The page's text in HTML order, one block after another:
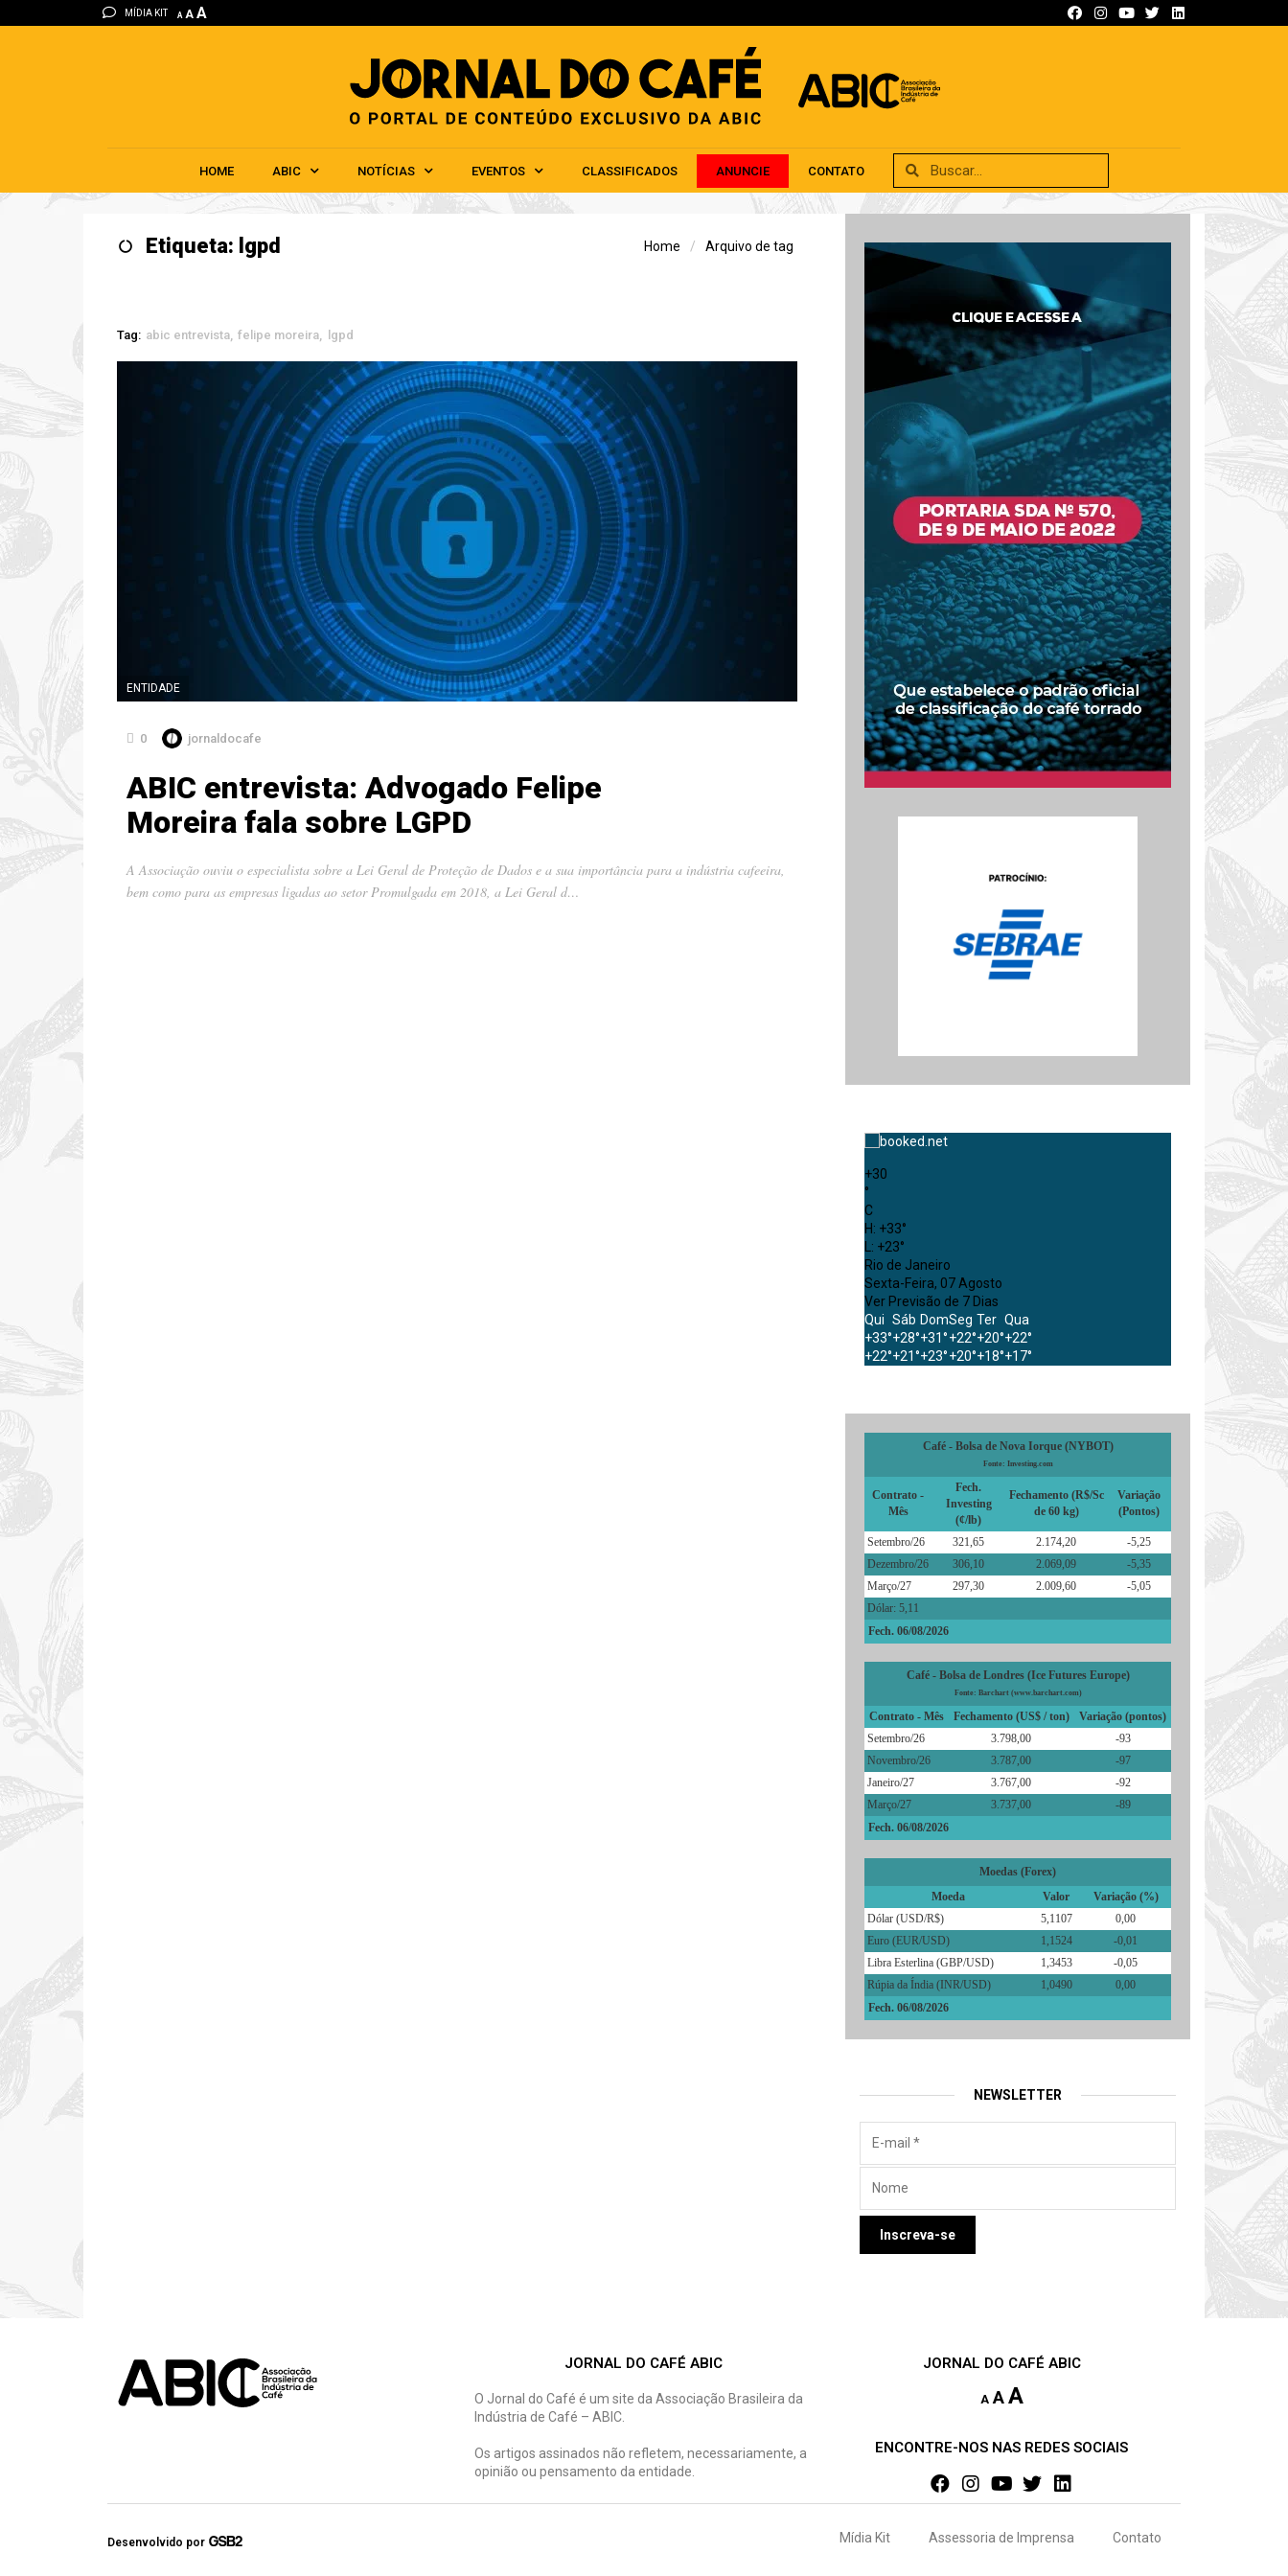
MÍDIA KIT A A A
HOME ABIC NOTÍCIAS EVENTOS CLASSIFICADOS ANUNCIE CONTATO
HOME ABIC NOTÍCIAS EVENTOS
+30
°
C
H: +33°
L: +23°
Rio de Janeiro
Sexta-Feira, 07 Agosto
Ver Previsão de 7 Dias
Qui Sáb DomSeg Ter Qua
+33°+28°+31°+22°+20°+22°
+22°+21°+23°+20°+18°+17°
Café - Bolsa de Nova Iorque (NYBOT)
Fonte: Investing.com
Contrato -
Mês
Fech.
Investing
(¢/lb)
Fechamento (R$/Sc
de 60 kg)
Variação
(Pontos)
Setembro/26 321,65 2.174,20
-5,25
Dezembro/26
306,10 2.069,09
-5,35
Março/27
297,30 2.009,60
-5,05
Dólar: 5,11
Fech. 06/08/2026
Café - Bolsa de Londres (Ice Futures Europe)
Fonte: Barchart (www.barchart.com)
Contrato - Mês Fechamento (US$ / ton)
Variação (pontos)
Setembro/26
3.798,00
-93
Novembro/26
3.787,00
-97
Janeiro/27
3.767,00
-92
Março/27
3.737,00
-89
Fech. 06/08/2026
Moedas (Forex)
Moeda
Valor
Variação (%)
Dólar (USD/R$)
5,1107
0,00
Euro (EUR/USD)
1,1524
-0,01
Libra Esterlina (GBP/USD)
1,3453
-0,05
Rúpia da Índia (INR/USD)
1,0490
0,00
Fech. 06/08/2026
NEWSLETTER
Home Arquivo de tag
Etiqueta: lgpd
Tag: abic entrevista felipe moreira lgpd
ENTIDADE
0 jornaldocafe
ABIC entrevista: Advogado Felipe
Moreira fala sobre LGPD
A Associação ouviu o especialista sobre a Lei Geral de Proteção de Dados e a sua importância para a indústria cafeeira,
bem como para as empresas ligadas ao setor Promulgada em 2018, a Lei Geral d…
JORNAL DO CAFÉ ABIC
O Jornal do Café é um site da Associação Brasileira da
Indústria de Café – ABIC.
Os artigos assinados não refletem, necessariamente, a
opinião ou pensamento da entidade.
JORNAL DO CAFÉ ABIC
A AA
ENCONTRE-NOS NAS REDES SOCIAIS
Desenvolvido por Mídia Kit Assessoria de Imprensa Contato